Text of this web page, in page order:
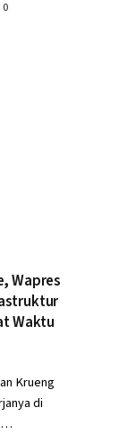
0
Wapres
Waktu
Krueng
di